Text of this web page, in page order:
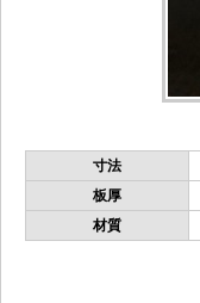
寸法
板厚
材質